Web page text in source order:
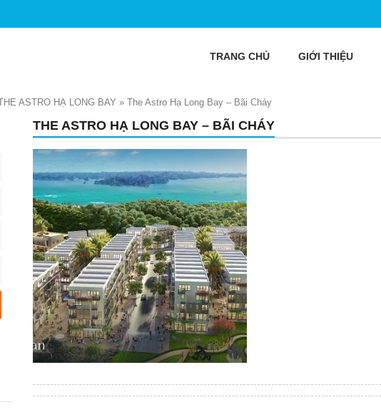
TRANG CHỦ GIỚI THIỆU
ASTRO HẠ LONG BAY » The Astro Hạ Long Bay – Bãi Cháy
THE ASTRO HẠ LONG BAY – BÃI CHÁY